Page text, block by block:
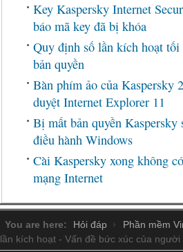
Key Kaspersky Internet
báo mã key đã bị khóa
Quy định số lần kích hoạt tối
bản quyền
Bàn phím ảo của Kaspersky
duyệt Internet Explorer 11
Bị mất bản quyền
điều hành Windows
Cài Kaspersky xong không
mạng Internet
You are here: Hỏi đáp Phần mềm
lần kích hoạt - Vấn đề bức xúc của người